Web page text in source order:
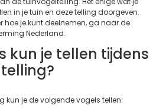
in je tuin en deze telling doorgeven.
hoe je kunt deelnemen, ga naar de
Nederland.
kun je tellen tijdens
kun je de volgende vogels tellen: